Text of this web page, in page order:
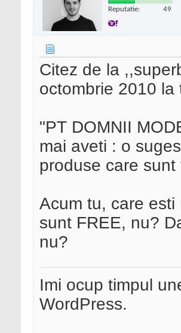
Reputatie: 49
Citez de la
octombrie 2010
"PT DOMNII
mai aveti : o
produse care sunt
Acum tu, care
sunt FREE, nu?
nu?
Imi ocup timpul
WordPress.